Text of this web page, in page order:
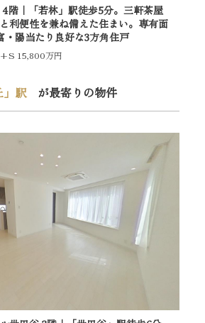
階｜「若林」駅徒歩5分。三軒茶屋
利便性を兼ね備えた住まい。専有面
・陽当たり良好な3方角住戸
15,800万円
」駅 が最寄りの物件